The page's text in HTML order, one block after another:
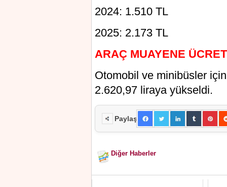
2024: 1.510 TL
2025: 2.173 TL
ARAÇ MUAYENE
Otomobil ve minibüsler
2.620,97 liraya yükseldi.
Paylaş
Diğer Haberler